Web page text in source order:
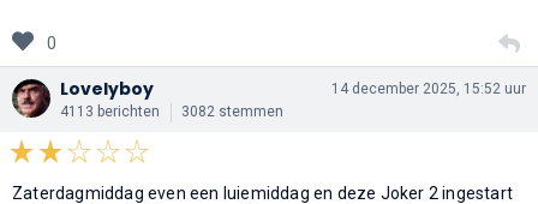
0
Lovelyboy
4113 berichten 3082 stemmen
14 december 2025, 15:52 uur
Zaterdagmiddag even een luiemiddag en deze Joker 2 ingestart